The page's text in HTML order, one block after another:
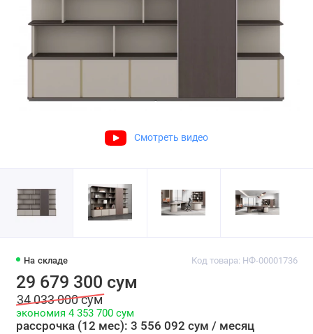
Смотреть видео
На складе Код товара: НФ-00001736
29 679 300 сум
34 033 000 сум
экономия 4 353 700 сум
рассрочка (12 мес): 3 556 092 сум / месяц